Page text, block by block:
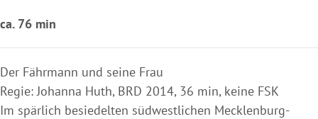
ca. 76 min
Der Fährmann und seine Frau
Regie: Johanna Huth, BRD 2014, 36 min, keine FSK
Im spärlich besiedelten südwestlichen Mecklenburg-